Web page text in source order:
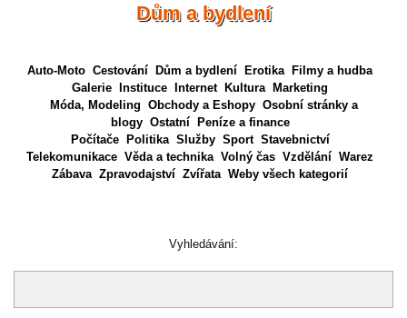
Dům a bydlení
Auto-Moto Cestování Dům a bydlení Erotika
Filmy a hudba
Galerie
Instituce Internet Kultura
Marketing
Móda, Modeling Obchody a Eshopy Osobní stránky a
blogy Ostatní
Peníze a finance
Počítače
Politika Služby Sport Stavebnictví
Telekomunikace Věda a technika Volný čas Vzdělání Warez
Zábava Zpravodajství Zvířata Weby všech kategorií
Vyhledávání: